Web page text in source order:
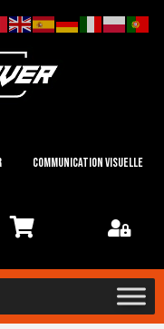
Communication visuelle